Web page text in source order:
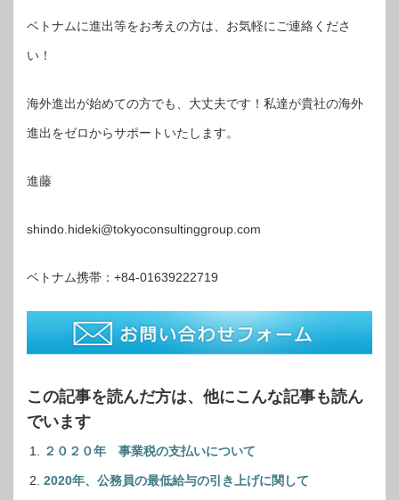
ベトナムに進出等をお考えの方は、お気軽にご連絡くださ
い！
海外進出が始めての方でも、大丈夫です！私達が貴社の海外
進出をゼロからサポートいたします。
進藤
shindo.hideki@tokyoconsultinggroup.com
ベトナム携帯：+84-01639222719
この記事を読んだ方は、他にこんな記事も読ん
でいます
２０２０年 事業税の支払いについて
2020年、公務員の最低給与の引き上げに関して